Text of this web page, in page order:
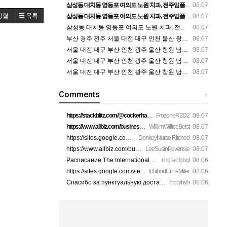
렬
목록
08.07
삼성동 대치동 영등포 여의도 노원 치과, 전주임플란트 대구정형외과 광주피부과 정보
08.07
삼성동 대치동 영등포 여의도 노원 치과, 전주임플란트 대구정형외과 광주피부과 정보
08.07
삼성동 대치동 영등포 여의도 노원 치과, 전주임플란트 대구정형외과 광주피부과 정보
08.07
부산 경주 전주 서울 대전 대구 인천 울산 창원 양산 포항 천안 평택 용인 고양 성남 수원 일수, 미용학원, 가족사진, 점집, 한복대여, 독학재수학원, 재회부적 정보
08.07
서울 대전 대구 부산 인천 광주 울산 창원 남양주 이혼전문변호사 정보
08.07
서울 대전 대구 부산 인천 광주 울산 창원 남양주 이혼전문변호사 정보
08.07
서울 대전 대구 부산 인천 광주 울산 창원 남양주 이혼전문변호사 정보
+
Comments
FrozoneR2D2 08.07
https://stackblitz.com/@cockerhanstartup/collections/1-888-7…
WilliimWilliceBeist 08.07
https://www.allbiz.com/business/mcafee-inc_172c https://site…
DonkeyNurse Ritched 08.07
https://sites.google.com/view/aura-antivirus-supporei73k htt…
LeeSusinPevensie 08.07
https://www.allbiz.com/business/mcafee-inc_172c https://site…
rthgf edfgbgf 08.06
Расписание The International 2026 уже добавил себе в календа…
IchibodCrineMiter 08.06
https://sites.google.com/view/norton-customer-care-hel956a/h…
thbt ybyb 08.06
Спасибо за пунктуальную доставку, термоупаковка спасла ситуа…